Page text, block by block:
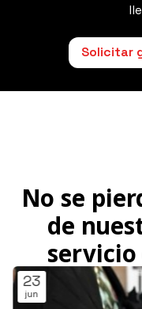
Solicitar
No se
de
20
may